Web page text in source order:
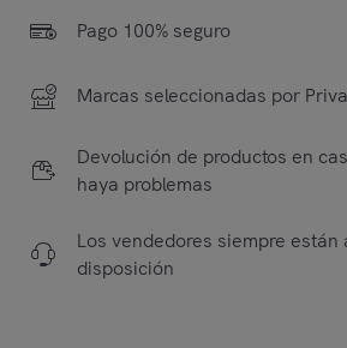
Pago 100% seguro
Marcas seleccionadas por
Devolución de productos en
haya problemas
Los vendedores siempre están
disposición